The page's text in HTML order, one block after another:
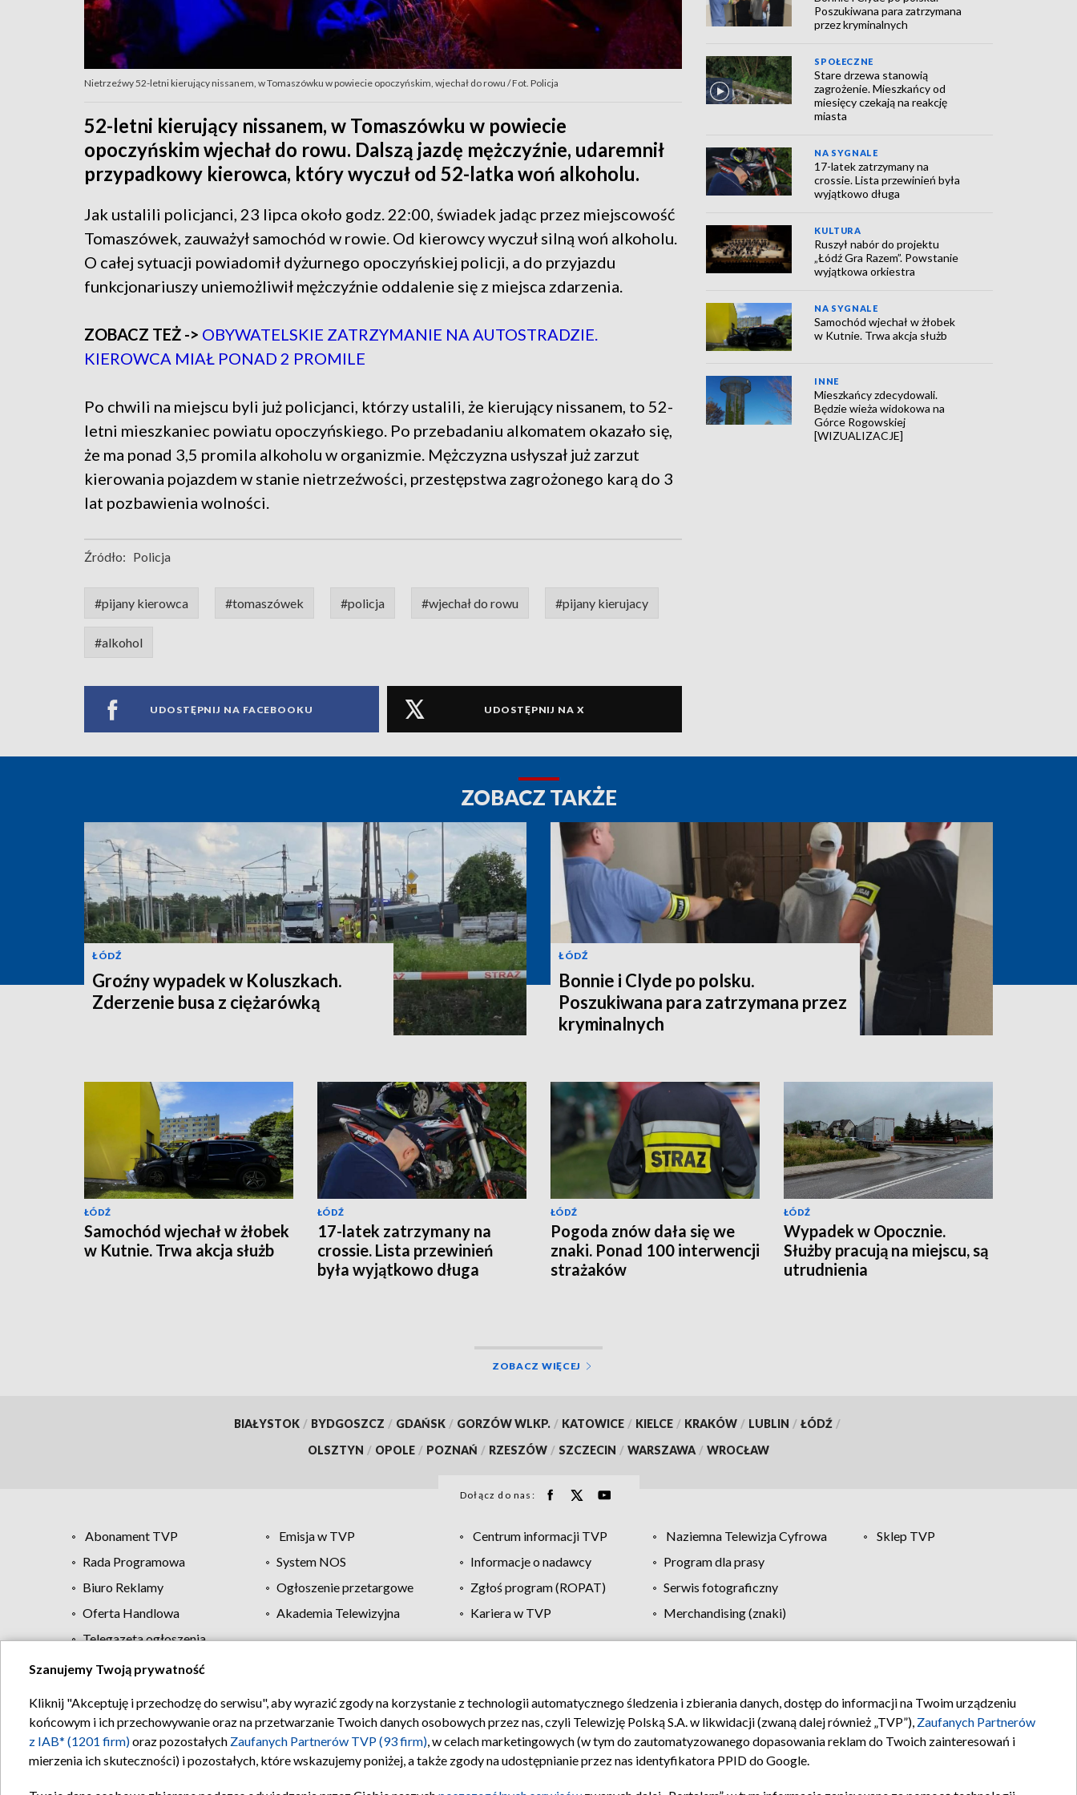
Nietrzeźwy 52-letni kierujący nissanem, w Tomaszówku w powiecie opoczyńskim, wjechał do rowu / Fot. Policja
52-letni kierujący nissanem, w Tomaszówku w powiecie
opoczyńskim wjechał do rowu. Dalszą jazdę mężczyźnie, udaremnił
przypadkowy kierowca, który wyczuł od 52-latka woń alkoholu.
Jak ustalili policjanci, 23 lipca około godz. 22:00, świadek jadąc przez miejscowość
Tomaszówek, zauważył samochód w rowie. Od kierowcy wyczuł silną woń alkoholu.
O całej sytuacji powiadomił dyżurnego opoczyńskiej policji, a do przyjazdu
funkcjonariuszy uniemożliwił mężczyźnie oddalenie się z miejsca zdarzenia.
ZOBACZ TEŻ -> OBYWATELSKIE ZATRZYMANIE NA AUTOSTRADZIE.
KIEROWCA MIAŁ PONAD 2 PROMILE
Po chwili na miejscu byli już policjanci, którzy ustalili, że kierujący nissanem, to 52-
letni mieszkaniec powiatu opoczyńskiego. Po przebadaniu alkomatem okazało się,
że ma ponad 3,5 promila alkoholu w organizmie. Mężczyzna usłyszał już zarzut
kierowania pojazdem w stanie nietrzeźwości, przestępstwa zagrożonego karą do 3
lat pozbawienia wolności.
Źródło: Policja
#pijany kierowca #tomaszówek #policja #wjechał do rowu #pijany kierujacy
#alkohol
UDOSTĘPNIJ NA FACEBOOKU UDOSTĘPNIJ NA X
Poszukiwana para zatrzymana
przez kryminalnych
SPOŁECZNE
Stare drzewa stanowią
zagrożenie. Mieszkańcy od
miesięcy czekają na reakcję
miasta
NA SYGNALE
17-latek zatrzymany na
crossie. Lista przewinień była
wyjątkowo długa
KULTURA
Ruszył nabór do projektu
„Łódź Gra Razem”. Powstanie
wyjątkowa orkiestra
NA SYGNALE
Samochód wjechał w żłobek
w Kutnie. Trwa akcja służb
INNE
Mieszkańcy zdecydowali.
Będzie wieża widokowa na
Górce Rogowskiej
[WIZUALIZACJE]
ZOBACZ TAKŻE
ŁÓDŹ
Groźny wypadek w Koluszkach.
Zderzenie busa z ciężarówką
ŁÓDŹ
Bonnie i Clyde po polsku.
Poszukiwana para zatrzymana przez
kryminalnych
ŁÓDŹ
Samochód wjechał w żłobek
w Kutnie. Trwa akcja służb
ŁÓDŹ
17-latek zatrzymany na
crossie. Lista przewinień
była wyjątkowo długa
ŁÓDŹ
Pogoda znów dała się we
znaki. Ponad 100 interwencji
strażaków
ŁÓDŹ
Wypadek w Opocznie.
Służby pracują na miejscu, są
utrudnienia
ZOBACZ WIĘCEJ
BIAŁYSTOK / BYDGOSZCZ / GDAŃSK / GORZÓW WLKP. / KATOWICE / KIELCE / KRAKÓW / LUBLIN / ŁÓDŹ /
OLSZTYN / OPOLE / POZNAŃ / RZESZÓW / SZCZECIN / WARSZAWA / WROCŁAW
Dołącz do nas:
Abonament TVP Emisja w TVP Centrum informacji TVP Naziemna Telewizja Cyfrowa
Sklep TVP
Rada Programowa
System NOS Informacje o nadawcy
Program dla prasy
Biuro Reklamy
Ogłoszenie przetargowe Zgłoś program (ROPAT)
Serwis fotograficzny
Oferta Handlowa
Akademia Telewizyjna Kariera w TVP
Merchandising (znaki)
Telegazeta ogłoszenia
Regulamin TVP Polityka prywatności Moje zgody Pomoc Biuro reklamy Kontakt
Szanujemy Twoją prywatność
Kliknij "Akceptuję i przechodzę do serwisu", aby wyrazić zgody na korzystanie z technologii automatycznego śledzenia i zbierania danych, dostęp do informacji na Twoim urządzeniu
końcowym i ich przechowywanie oraz na przetwarzanie Twoich danych osobowych przez nas, czyli Telewizję Polską S.A. w likwidacji (zwaną dalej również „TVP”), Zaufanych Partnerów
z IAB* (1201 firm)oraz pozostałych Zaufanych Partnerów TVP (93 firm), w celach marketingowych (w tym do zautomatyzowanego dopasowania reklam do Twoich zainteresowań i
mierzenia ich skuteczności) i pozostałych, które wskazujemy poniżej, a także zgody na udostępnianie przez nas identyfikatora PPID do Google.